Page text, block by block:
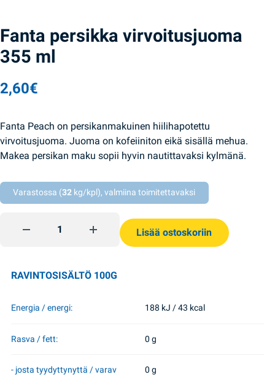
Fanta persikka virvoitusjuoma
355 ml
2,60€
Fanta Peach on persikanmakuinen hiilihapotettu
virvoitusjuoma. Juoma on kofeiiniton eikä sisällä mehua.
Makea persikan maku sopii hyvin nautittavaksi kylmänä.
Varastossa (32 kg/kpl), valmiina toimitettavaksi
Fanta persikka virvoitusjuoma 355 ml quantity
Lisää ostoskoriin
RAVINTOSISÄLTÖ 100G
Energia / energi: 188 kJ / 43 kcal
Rasva / fett: 0 g
- josta tyydyttynyttä / varav
0 g